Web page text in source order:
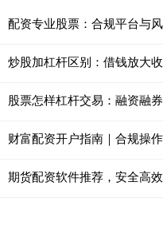
配资专业股票：合规平台与
炒股加杠杆区别：借钱放大收
股票怎样杠杆交易：融资融
财富配资开户指南｜合规操
期货配资软件推荐，安全高